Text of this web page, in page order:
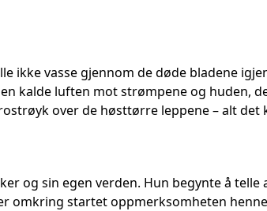
ikke vasse gjennom de døde bladene
kalde luften mot strømpene og huden,
over de høsttørre leppene – alt det
og sin egen verden. Hun begynte å telle
omkring startet oppmerksomheten